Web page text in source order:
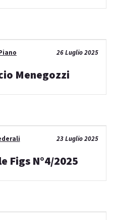
26 Luglio 2025
Menegozzi
23 Luglio 2025
Figs N°4/2025